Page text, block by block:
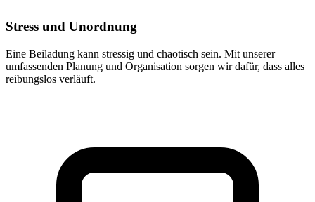
Stress und Unordnung
Eine Beiladung kann stressig und chaotisch sein. Mit unserer
umfassenden Planung und Organisation sorgen wir dafür, dass alles
reibungslos verläuft.